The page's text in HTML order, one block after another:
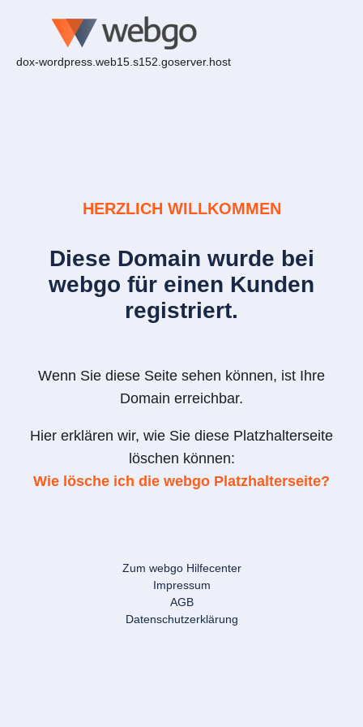
dox-wordpress.web15.s152.goserver.host
HERZLICH WILLKOMMEN
Diese Domain wurde bei
webgo für einen Kunden
registriert.
Wenn Sie diese Seite sehen können, ist Ihre
Domain erreichbar.
Hier erklären wir, wie Sie diese Platzhalterseite
löschen können:
Wie lösche ich die webgo Platzhalterseite?
Zum webgo Hilfecenter
Impressum
AGB
Datenschutzerklärung